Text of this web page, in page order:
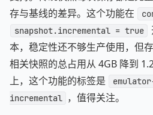
存与基线的差异。这个功能在
snapshot.incremental = true
本，稳定性还不够生产使用，但
相关快照的总占用从 4GB 降到
上，这个功能的标签是
incremental ，值得关注。